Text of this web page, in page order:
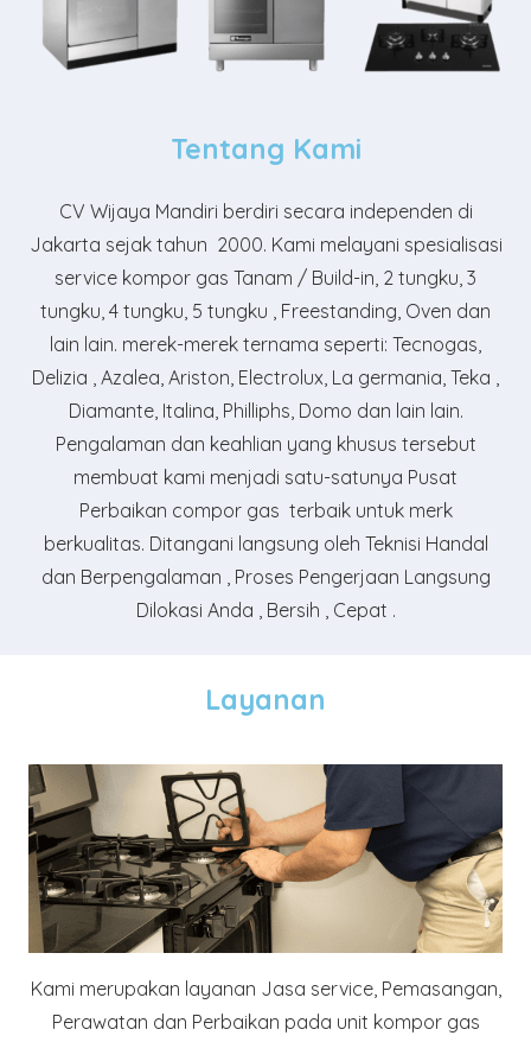
Tentang Kami
CV Wijaya Mandiri berdiri secara independen di
Jakarta sejak tahun 2000. Kami melayani spesialisasi
service kompor gas Tanam / Build-in, 2 tungku, 3
tungku, 4 tungku, 5 tungku , Freestanding, Oven dan
lain lain. merek-merek ternama seperti: Tecnogas,
Delizia , Azalea, Ariston, Electrolux, La germania, Teka ,
Diamante, Italina, Philliphs, Domo dan lain lain.
Pengalaman dan keahlian yang khusus tersebut
membuat kami menjadi satu-satunya Pusat
Perbaikan compor gas terbaik untuk merk
berkualitas. Ditangani langsung oleh Teknisi Handal
dan Berpengalaman , Proses Pengerjaan Langsung
Dilokasi Anda , Bersih , Cepat .
Layanan
Kami merupakan layanan Jasa service, Pemasangan,
Perawatan dan Perbaikan pada unit kompor gas